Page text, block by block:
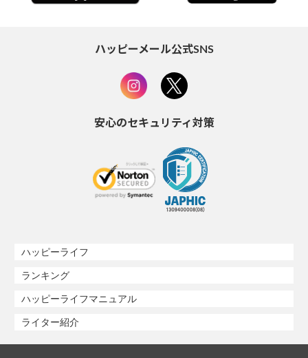
ハッピーメール公式SNS
安心のセキュリティ対策
ハッピーライフ
ランキング
ハッピーライフマニュアル
ライター紹介